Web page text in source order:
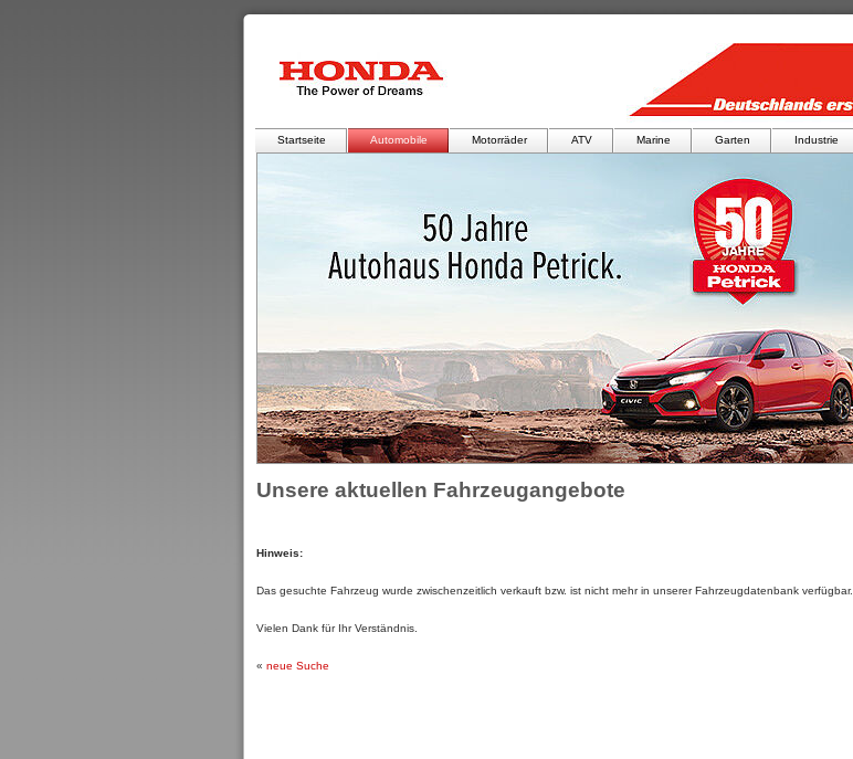
Startseite Automobile Motorräder ATV Marine Garten Industrie
Unsere aktuellen Fahrzeugangebote
Hinweis:
Das gesuchte Fahrzeug wurde zwischenzeitlich verkauft bzw. ist nicht mehr in unserer Fahrzeugdatenbank verfügbar.
Vielen Dank für Ihr Verständnis.
« neue Suche